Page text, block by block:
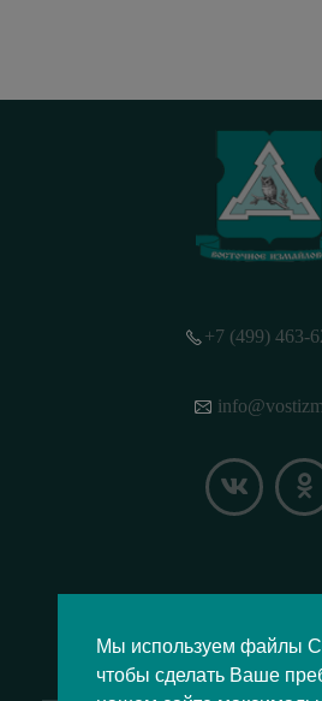
+7 (499) 463-
Мы используем файлы
чтобы сделать Ваше